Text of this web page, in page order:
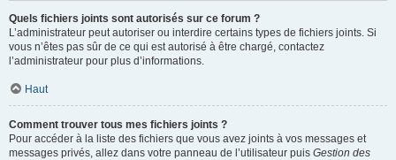
Quels fichiers joints sont autorisés sur ce forum ?
L’administrateur peut autoriser ou interdire certains types de fichiers joints. Si
vous n’êtes pas sûr de ce qui est autorisé à être chargé, contactez
l’administrateur pour plus d’informations.
Haut
Comment trouver tous mes fichiers joints ?
Pour accéder à la liste des fichiers que vous avez joints à vos messages et
messages privés, allez dans votre panneau de l’utilisateur puis Gestion des